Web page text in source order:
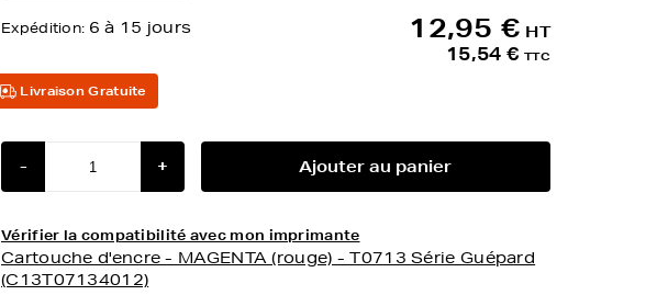
Expédition: 6 à 15 jours 12,95 € HT
15,54 € TTC
Livraison Gratuite
- + Ajouter au panier
Vérifier la compatibilité avec mon imprimante
Cartouche d'encre - MAGENTA (rouge) - T0713 Série Guépard
(C13T07134012)